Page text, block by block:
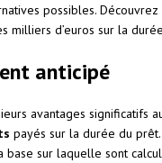
possibles.
milliers d’euros sur la
anticipé
avantages significatifs
payés sur la durée du
sur laquelle sont